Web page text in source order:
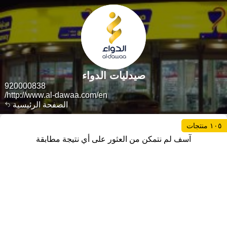
الصفحة الرئيسية
920000838
http://www.al-dawaa.com/en/
صيدليات الدواء
١٠٥ منتجات
آسف لم نتمكن من العثور على أي نتيجة مطابقة